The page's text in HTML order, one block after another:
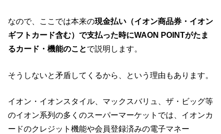
なので、ここでは本来の現金払い（イオン商品券・イオン
ギフトカード含む）で支払った時にWAON POINTがたま
るカード・機能のことで説明します。
そうしないと矛盾してくるから、という理由もあります。
イオン・イオンスタイル、マックスバリュ、ザ・ビッグ等
のイオン系列の多くのスーパーマーケットでは、イオンカ
ードのクレジット機能や会員登録済みの電子マネー